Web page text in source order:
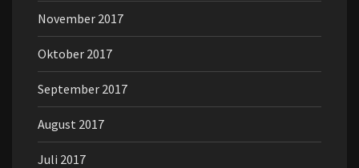
November 2017
Oktober 2017
September 2017
August 2017
Juli 2017